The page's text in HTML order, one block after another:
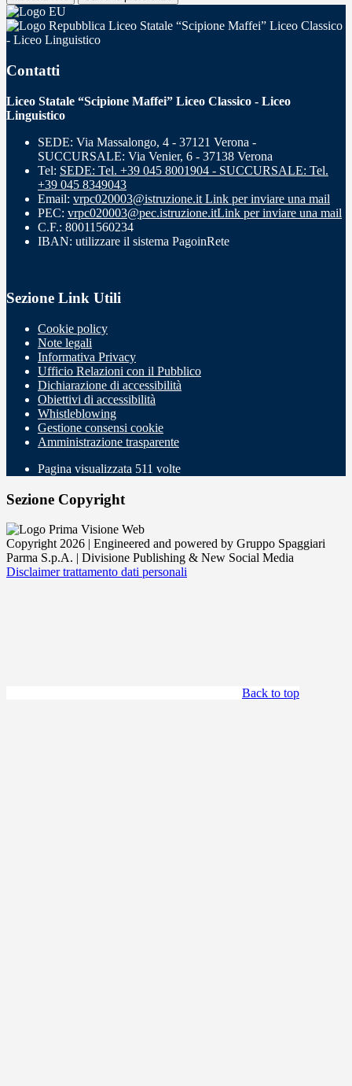
Liceo Statale “Scipione Maffei” Liceo Classico
- Liceo Linguistico
Contatti
Liceo Statale “Scipione Maffei” Liceo Classico - Liceo
Linguistico
SEDE: Via Massalongo, 4 - 37121 Verona -
SUCCURSALE: Via Venier, 6 - 37138 Verona
Tel: SEDE: Tel. +39 045 8001904 - SUCCURSALE: Tel.
+39 045 8349043
Email: vrpc020003@istruzione.it Link per inviare una mail
PEC: vrpc020003@pec.istruzione.itLink per inviare una mail
C.F.: 80011560234
IBAN: utilizzare il sistema PagoinRete
Sezione Link Utili
Cookie policy
Note legali
Informativa Privacy
Ufficio Relazioni con il Pubblico
Dichiarazione di accessibilità
Obiettivi di accessibilità
Whistleblowing
Gestione consensi cookie
Amministrazione trasparente
Pagina visualizzata 511 volte
Sezione Copyright
Copyright 2026 | Engineered and powered by Gruppo Spaggiari
Parma S.p.A. | Divisione Publishing & New Social Media
Disclaimer trattamento dati personali
Back to top